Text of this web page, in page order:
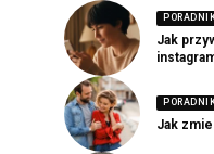
Jak
Jak